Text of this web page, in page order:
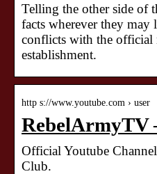
Telling the other side of
facts wherever they
conflicts with the official
establishment.
http s://www.youtube.com › user
RebelArmyTV
Official Youtube
Club.